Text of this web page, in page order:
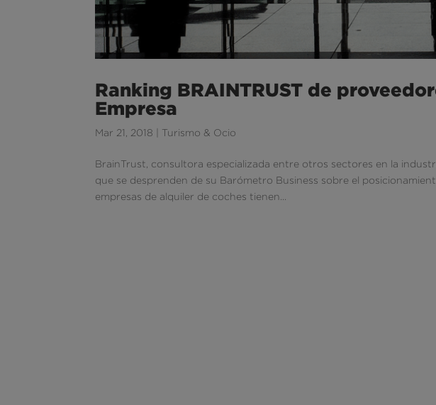
Ranking BRAINTRUST de
Empresa
Mar 21, 2018 Turismo & Ocio
BrainTrust, consultora especializada entre otros sectores en la
que se desprenden de su Barómetro Business sobre el
empresas de alquiler de coches tienen...